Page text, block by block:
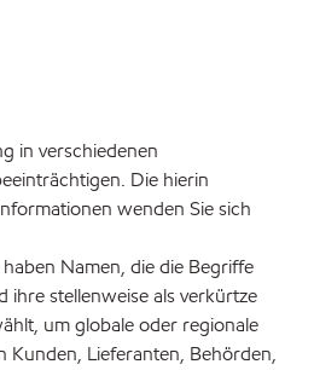
in verschiedenen
Die hierin
wenden Sie sich
Namen, die die Begriffe
stellenweise als verkürtze
um globale oder regionale
Kunden, Lieferanten, Behörden,